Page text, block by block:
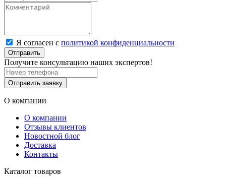
Я согласен с политикой конфиденциальности
Отправить
Получите консультацию наших экспертов!
Отправить заявку
О компании
О компании
Отзывы клиентов
Новостной блог
Доставка
Контакты
Каталог товаров